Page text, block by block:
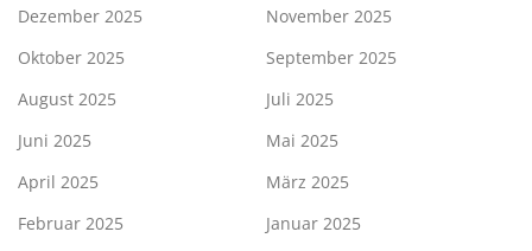
Dezember 2025
November 2025
Oktober 2025
September 2025
August 2025
Juli 2025
Juni 2025
Mai 2025
April 2025
März 2025
Februar 2025
Januar 2025